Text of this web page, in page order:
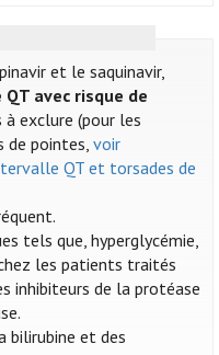
et le saquinavir,
avec risque de
à exclure (pour les
de pointes,voir
QT et torsades de
tels que, hyperglycémie,
les patients traités
inhibiteurs de la protéase
bilirubine et des